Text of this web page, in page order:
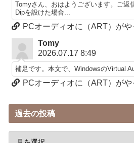
Tomyさん、おはようございます。ご返
Dipを設けた場合...
PCオーディオに（ART）がや
Tomy
2026.07.17 8:49
補足です。本文で、WindowsのVirtual
PCオーディオに（ART）がや
過去の投稿